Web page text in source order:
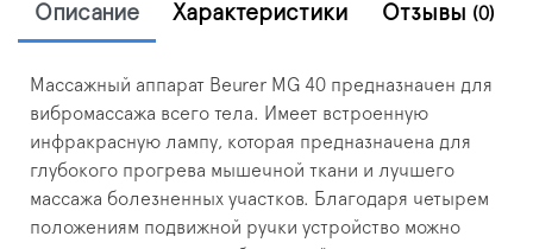
Описание Характеристики Отзывы (0)
Массажный аппарат Beurer MG 40 предназначен для
вибромассажа всего тела. Имеет встроенную
инфракрасную лампу, которая предназначена для
глубокого прогрева мышечной ткани и лучшего
массажа болезненных участков. Благодаря четырем
положениям подвижной ручки устройство можно